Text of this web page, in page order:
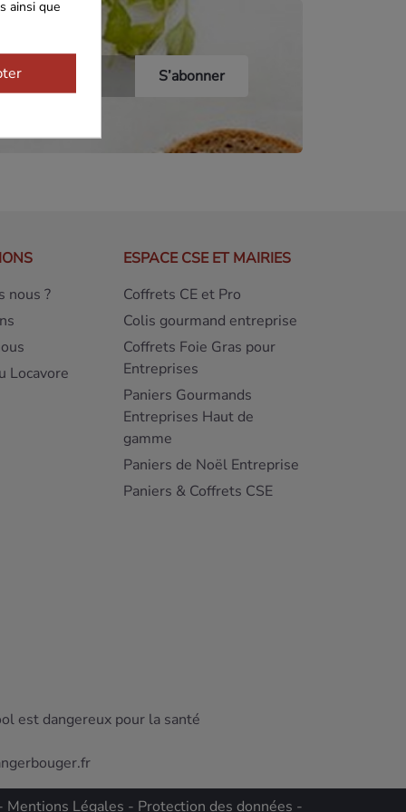
nous ?
Locavore
ESPACE CSE ET MAIRIES
Coffrets CE et Pro
Colis gourmand entreprise
Coffrets Foie Gras pour
Entreprises
Paniers Gourmands
Entreprises Haut de
gamme
Paniers de Noël Entreprise
Paniers & Coffrets CSE
est dangereux pour la santé
Mentions Légales - Protection des données -
ainsi que